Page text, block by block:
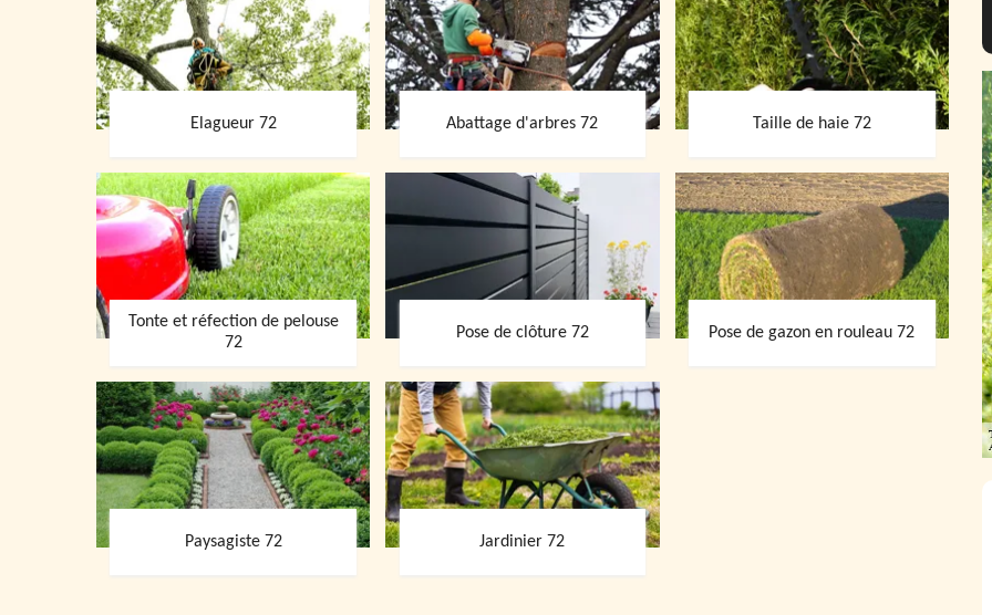
Elagueur 72 Abattage d'arbres 72 Taille de haie 72
Tonte et réfection de pelouse
72
Pose de clôture 72 Pose de gazon en rouleau 72
Paysagiste 72 Jardinier 72